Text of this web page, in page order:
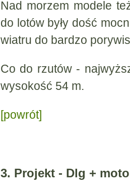
Nad morzem modele
do lotów były dość
wiatru do bardzo
Co do rzutów -
wysokość 54 m.
[powrót]
3. Projekt - Dlg +